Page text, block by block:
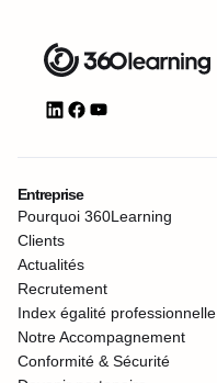
Entreprise
Pourquoi 360Learning
Clients
Actualités
Recrutement
Index égalité professionnelle
Notre Accompagnement
Conformité & Sécurité